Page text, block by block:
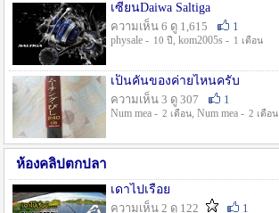
เซียนDaiwa Saltiga
ความเห็น 6 ดู 1,615
1
physale - 10 ปี , kom2005s - 1 เดือน
เป็นคันของค่ายไหนครับ
ความเห็น 3 ดู 307
1
Num mea - 2 เดือน, Num mea - 2 เดือน
ห้องคลิปตกปลา
เดาไปเรื่อย
ความเห็น 2 ดู 122
1